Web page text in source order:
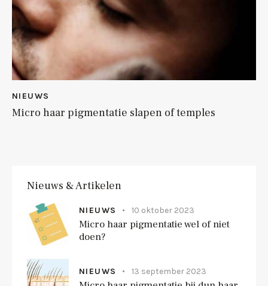
NIEUWS
Micro haar pigmentatie slapen of temples
Nieuws & Artikelen
NIEUWS 10 oktober 2023
Micro haar pigmentatie wel of niet
doen?
NIEUWS 13 september 2023